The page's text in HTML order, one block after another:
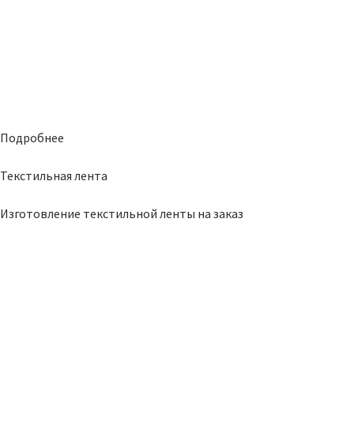
Подробнее
Текстильная лента
Изготовление текстильной ленты на заказ